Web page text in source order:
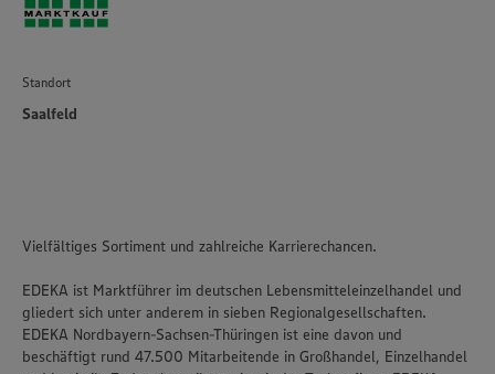
Standort
Saalfeld
Vielfältiges Sortiment und zahlreiche Karrierechancen.
EDEKA ist Marktführer im deutschen Lebensmitteleinzelhandel und
gliedert sich unter anderem in sieben Regionalgesellschaften.
EDEKA Nordbayern-Sachsen-Thüringen ist eine davon und
beschäftigt rund 47.500 Mitarbeitende in Großhandel, Einzelhandel